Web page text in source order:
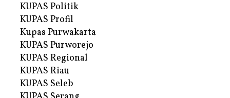
KUPAS Politik
KUPAS Profil
Kupas Purwakarta
KUPAS Purworejo
KUPAS Regional
KUPAS Riau
KUPAS Seleb